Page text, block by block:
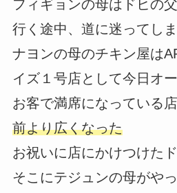
フィギョンの母はドヒの
行く途中、道に迷ってしま
ナヨンの母のチキン屋は
イズ１号店として今日オ
お客で満席になっている店
前より広くなった
お祝いに店にかけつけたド
そこにテジュンの母がやっ